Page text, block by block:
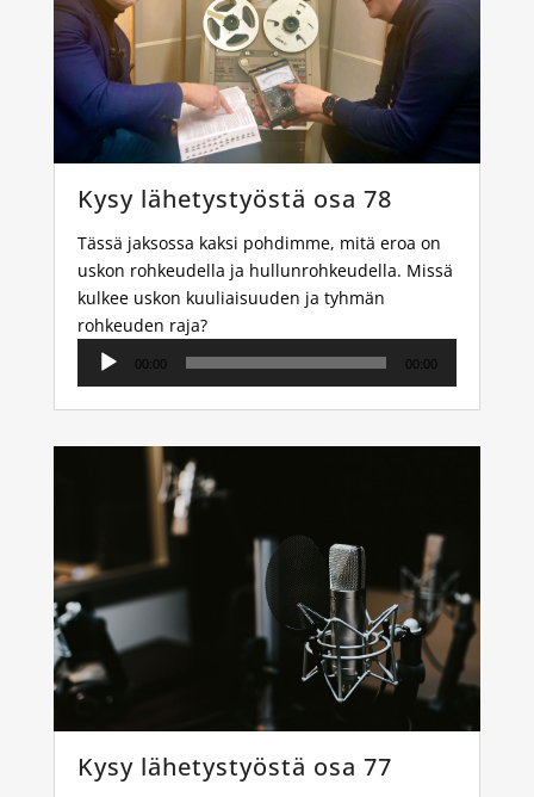
Kysy lähetystyöstä osa 78
Tässä jaksossa kaksi pohdimme, mitä eroa on
uskon rohkeudella ja hullunrohkeudella. Missä
kulkee uskon kuuliaisuuden ja tyhmän
rohkeuden raja?
Äänitoistin
00:00 00:00
Kysy lähetystyöstä osa 77